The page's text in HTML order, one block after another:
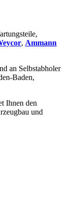
, Ammann
an Selbstabholer
Baden,
Ihnen den
und